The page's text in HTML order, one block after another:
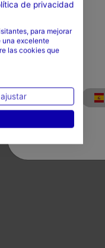
de privacidad
para mejorar
una excelente
las cookies que